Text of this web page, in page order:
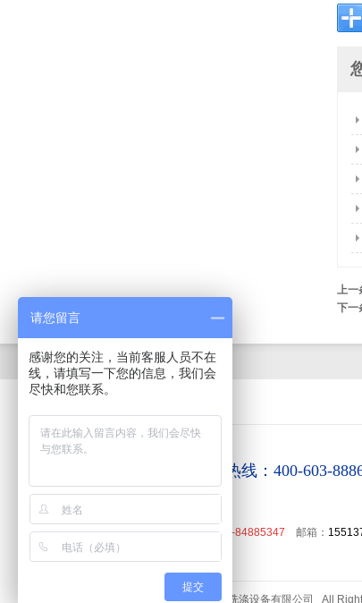
上一
下一
力净官方全国统一销售热线：400-603-
售后服务电话： 4006038886/020-84885347 邮箱：
版权所有 © 2009-2019 广州力净洗涤设备有限公司 All
请您留言
感谢您的关注，当前客服人员不在
线，请填写一下您的信息，我们会
尽快和您联系。
提交